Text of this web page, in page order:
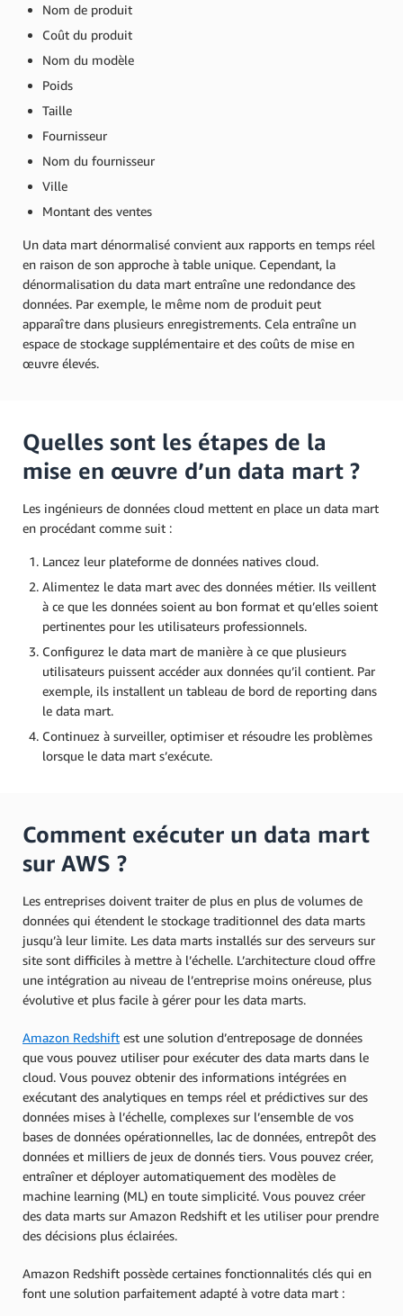
Nom de produit
Coût du produit
Nom du modèle
Poids
Taille
Fournisseur
Nom du fournisseur
Ville
Montant des ventes
Un data mart dénormalisé convient aux rapports en temps réel
en raison de son approche à table unique. Cependant, la
dénormalisation du data mart entraîne une redondance des
données. Par exemple, le même nom de produit peut
apparaître dans plusieurs enregistrements. Cela entraîne un
espace de stockage supplémentaire et des coûts de mise en
œuvre élevés.
Quelles sont les étapes de la
mise en œuvre d’un data mart ?
Les ingénieurs de données cloud mettent en place un data mart
en procédant comme suit :
Lancez leur plateforme de données natives cloud.
Alimentez le data mart avec des données métier. Ils veillent
à ce que les données soient au bon format et qu’elles soient
pertinentes pour les utilisateurs professionnels.
Configurez le data mart de manière à ce que plusieurs
utilisateurs puissent accéder aux données qu’il contient. Par
exemple, ils installent un tableau de bord de reporting dans
le data mart.
Continuez à surveiller, optimiser et résoudre les problèmes
lorsque le data mart s’exécute.
Comment exécuter un data mart
sur AWS ?
Les entreprises doivent traiter de plus en plus de volumes de
données qui étendent le stockage traditionnel des data marts
jusqu’à leur limite. Les data marts installés sur des serveurs sur
site sont difficiles à mettre à l’échelle. L’architecture cloud offre
une intégration au niveau de l’entreprise moins onéreuse, plus
évolutive et plus facile à gérer pour les data marts.
Amazon Redshift est une solution d’entreposage de données
que vous pouvez utiliser pour exécuter des data marts dans le
cloud. Vous pouvez obtenir des informations intégrées en
exécutant des analytiques en temps réel et prédictives sur des
données mises à l’échelle, complexes sur l’ensemble de vos
bases de données opérationnelles, lac de données, entrepôt des
données et milliers de jeux de donnés tiers. Vous pouvez créer,
entraîner et déployer automatiquement des modèles de
machine learning (ML) en toute simplicité. Vous pouvez créer
des data marts sur Amazon Redshift et les utiliser pour prendre
des décisions plus éclairées.
Amazon Redshift possède certaines fonctionnalités clés qui en
font une solution parfaitement adapté à votre data mart :